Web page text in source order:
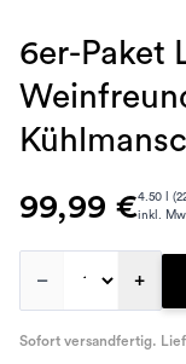
6er-Paket
99,99 €4.50 l
inkl.
– +
Sofort versandfertig.